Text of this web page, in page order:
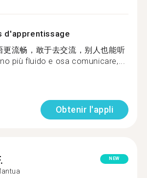
d'apprentissage
更流畅，敢于去交流，别人也能听
più fluido e osa comunicare,...
Obtenir l'appli
NEW